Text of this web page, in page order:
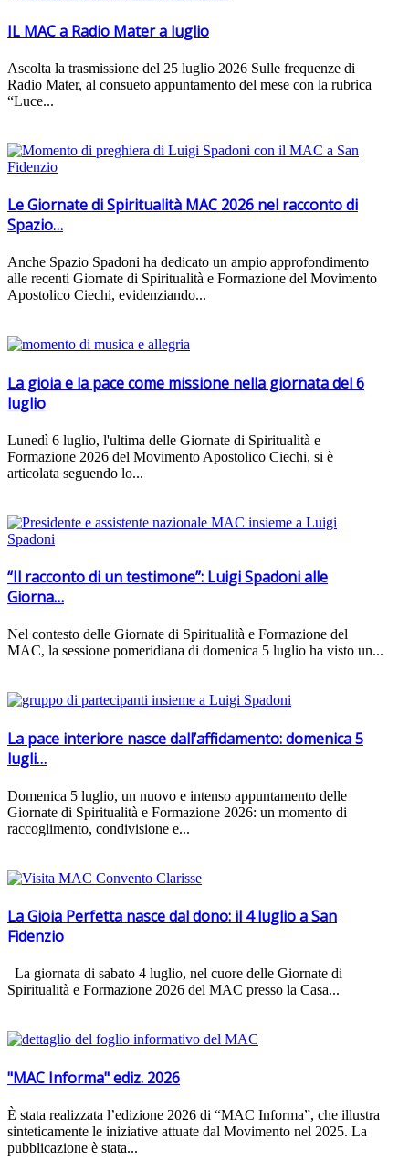
IL MAC a Radio Mater a luglio
Ascolta la trasmissione del 25 luglio 2026 Sulle frequenze di
Radio Mater, al consueto appuntamento del mese con la rubrica
“Luce...
Le Giornate di Spiritualità MAC 2026 nel racconto di
Spazio…
Anche Spazio Spadoni ha dedicato un ampio approfondimento
alle recenti Giornate di Spiritualità e Formazione del Movimento
Apostolico Ciechi, evidenziando...
La gioia e la pace come missione nella giornata del 6
luglio
Lunedì 6 luglio, l'ultima delle Giornate di Spiritualità e
Formazione 2026 del Movimento Apostolico Ciechi, si è
articolata seguendo lo...
“Il racconto di un testimone”: Luigi Spadoni alle
Giorna…
Nel contesto delle Giornate di Spiritualità e Formazione del
MAC, la sessione pomeridiana di domenica 5 luglio ha visto un...
La pace interiore nasce dall’affidamento: domenica 5
lugli…
Domenica 5 luglio, un nuovo e intenso appuntamento delle
Giornate di Spiritualità e Formazione 2026: un momento di
raccoglimento, condivisione e...
La Gioia Perfetta nasce dal dono: il 4 luglio a San
Fidenzio
La giornata di sabato 4 luglio, nel cuore delle Giornate di
Spiritualità e Formazione 2026 del MAC presso la Casa...
"MAC Informa" ediz. 2026
È stata realizzata l’edizione 2026 di “MAC Informa”, che illustra
sinteticamente le iniziative attuate dal Movimento nel 2025. La
pubblicazione è stata...